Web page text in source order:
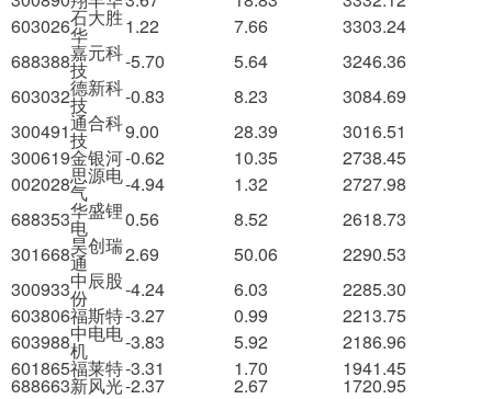
603026石大胜
华 1.22 7.66
3303.24
688388嘉元科
技 -5.70 5.64
3246.36
603032德新科
技 -0.83 8.23
3084.69
300491通合科
技 9.00 28.39
3016.51
300619金银河-0.62 10.35
2738.45
002028思源电
气 -4.94 1.32
2727.98
688353华盛锂
电 0.56 8.52
2618.73
301668昊创瑞
通 2.69 50.06
2290.53
300933中辰股
份 -4.24 6.03
2285.30
603806福斯特-3.27 0.99
2213.75
603988中电电
机 -3.83 5.92
2186.96
601865福莱特-3.31 1.70 1941.45
688663新风光-2.37 2.67 1720.95